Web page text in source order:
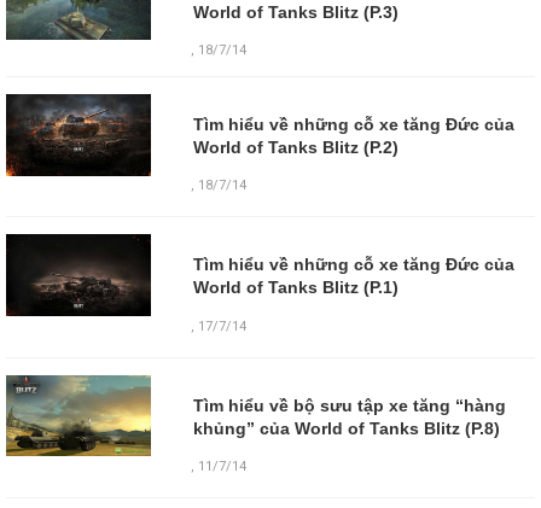
World of Tanks Blitz (P.3)
, 18/7/14
Tìm hiểu về những cỗ xe tăng Đức của
World of Tanks Blitz (P.2)
, 18/7/14
Tìm hiểu về những cỗ xe tăng Đức của
World of Tanks Blitz (P.1)
17/7/14
Tìm hiểu về bộ sưu tập xe tăng “hàng
khủng” của World of Tanks Blitz (P.8)
, 11/7/14